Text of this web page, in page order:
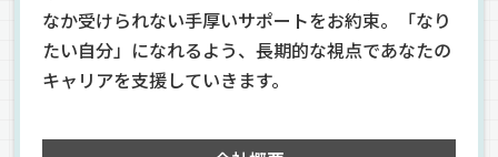
なか受けられない手厚いサポートをお約束。「なり
たい自分」になれるよう、長期的な視点であなたの
キャリアを支援していきます。